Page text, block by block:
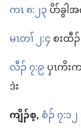
ကၤ ၈:၂၃ပိာ်ခွ
မၤတၢ် ၂:၄စးထီ
လီၣ်​ ၇:၉ပှၤ​ကိး​
ဒဲး
ကျိၣ်စ့,စံၣ်​ ၇:၁၂